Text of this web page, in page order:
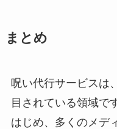
まとめ
呪い代行サービスは
目されている領域で
はじめ、多くのメデ